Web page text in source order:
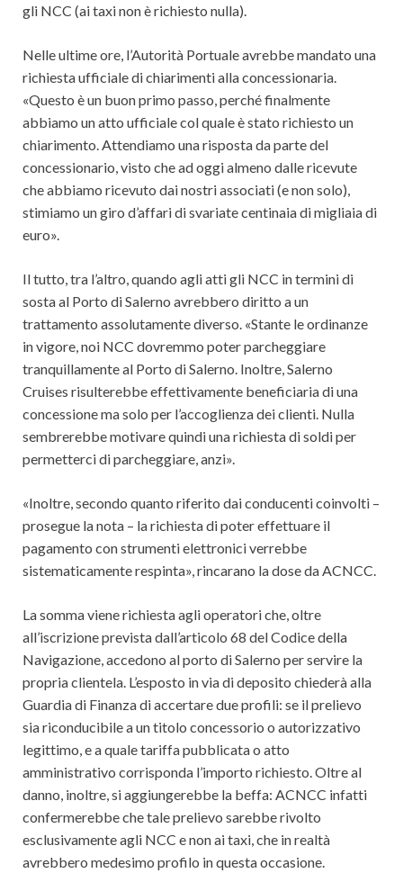
gli NCC (ai taxi non è richiesto nulla).
Nelle ultime ore, l’Autorità Portuale avrebbe mandato una
richiesta ufficiale di chiarimenti alla concessionaria.
«Questo è un buon primo passo, perché finalmente
abbiamo un atto ufficiale col quale è stato richiesto un
chiarimento. Attendiamo una risposta da parte del
concessionario, visto che ad oggi almeno dalle ricevute
che abbiamo ricevuto dai nostri associati (e non solo),
stimiamo un giro d’affari di svariate centinaia di migliaia di
euro».
Il tutto, tra l’altro, quando agli atti gli NCC in termini di
sosta al Porto di Salerno avrebbero diritto a un
trattamento assolutamente diverso. «Stante le ordinanze
in vigore, noi NCC dovremmo poter parcheggiare
tranquillamente al Porto di Salerno. Inoltre, Salerno
Cruises risulterebbe effettivamente beneficiaria di una
concessione ma solo per l’accoglienza dei clienti. Nulla
sembrerebbe motivare quindi una richiesta di soldi per
permetterci di parcheggiare, anzi».
«Inoltre, secondo quanto riferito dai conducenti coinvolti –
prosegue la nota – la richiesta di poter effettuare il
pagamento con strumenti elettronici verrebbe
sistematicamente respinta», rincarano la dose da ACNCC.
La somma viene richiesta agli operatori che, oltre
all’iscrizione prevista dall’articolo 68 del Codice della
Navigazione, accedono al porto di Salerno per servire la
propria clientela. L’esposto in via di deposito chiederà alla
Guardia di Finanza di accertare due profili: se il prelievo
sia riconducibile a un titolo concessorio o autorizzativo
legittimo, e a quale tariffa pubblicata o atto
amministrativo corrisponda l’importo richiesto. Oltre al
danno, inoltre, si aggiungerebbe la beffa: ACNCC infatti
confermerebbe che tale prelievo sarebbe rivolto
esclusivamente agli NCC e non ai taxi, che in realtà
avrebbero medesimo profilo in questa occasione.